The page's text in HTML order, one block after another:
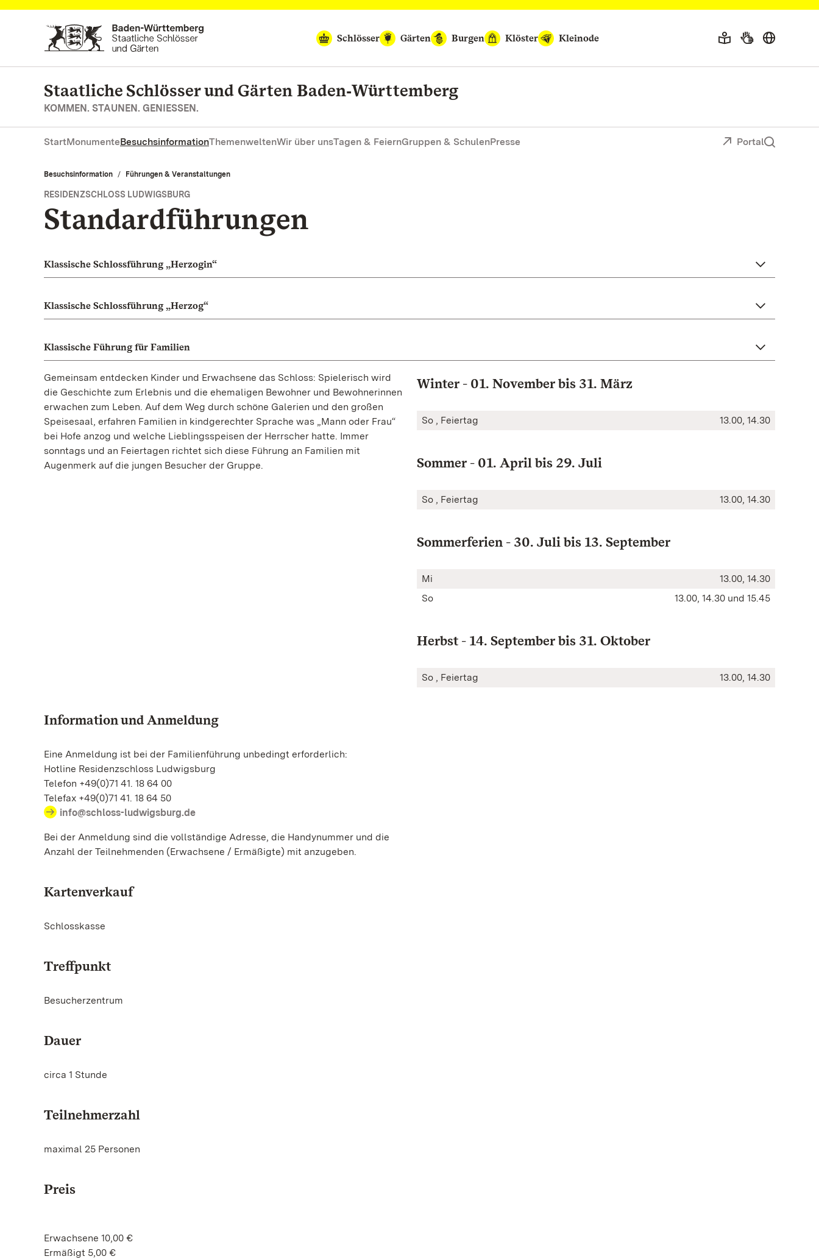
Zum Hauptinhalt springen
Schlösser
Gärten Burgen Klöster Kleinode
Staatliche Schlösser und Gärten Baden‑Württemberg
KOMMEN. STAUNEN. GENIESSEN.
StartMonumenteBesuchsinformationThemenweltenWir über unsTagen & FeiernGruppen & SchulenPresse Portal
Besuchsinformation Führungen & Veranstaltungen
RESIDENZSCHLOSS LUDWIGSBURG
Standardführungen
Klassische Schlossführung „Herzogin“
Klassische Schlossführung „Herzog“
Klassische Führung für Familien
Gemeinsam entdecken Kinder und Erwachsene das Schloss: Spielerisch wird
die Geschichte zum Erlebnis und die ehemaligen Bewohner und Bewohnerinnen
erwachen zum Leben. Auf dem Weg durch schöne Galerien und den großen
Speisesaal, erfahren Familien in kindgerechter Sprache was „Mann oder Frau“
bei Hofe anzog und welche Lieblingsspeisen der Herrscher hatte. Immer
sonntags und an Feiertagen richtet sich diese Führung an Familien mit
Augenmerk auf die jungen Besucher der Gruppe.
Winter - 01. November bis 31. März
So , Feiertag 13.00, 14.30
Sommer - 01. April bis 29. Juli
So , Feiertag 13.00, 14.30
Sommerferien - 30. Juli bis 13. September
Mi
13.00, 14.30
So
13.00, 14.30 und 15.45
Herbst - 14. September bis 31. Oktober
So , Feiertag 13.00, 14.30
Information und Anmeldung
Eine Anmeldung ist bei der Familienführung unbedingt erforderlich:
Hotline Residenzschloss Ludwigsburg
Telefon +49(0)71 41. 18 64 00
Telefax +49(0)71 41. 18 64 50
info@schloss-ludwigsburg.de
Bei der Anmeldung sind die vollständige Adresse, die Handynummer und die
Anzahl der Teilnehmenden (Erwachsene / Ermäßigte) mit anzugeben.
Kartenverkauf
Schlosskasse
Treffpunkt
Besucherzentrum
Dauer
circa 1 Stunde
Teilnehmerzahl
maximal 25 Personen
Preis
Erwachsene 10,00 €
Ermäßigt 5,00 €